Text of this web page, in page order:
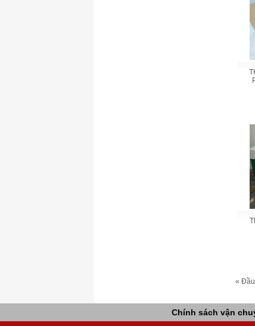
« Đầu
Chính sách vận